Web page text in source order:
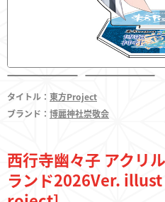
決済・配送
お問い合わせ
タイトル： 東方Project
ブランド： 博麗神社崇敬会
西行寺幽々子 アクリ
ランド2026Ver.